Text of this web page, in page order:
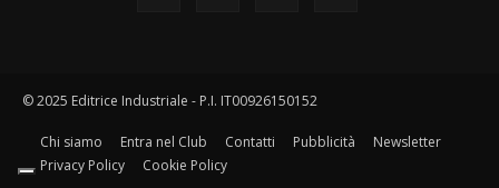
© 2025 Editrice Industriale - P.I. IT00926150152
Chi siamo Entra nel Club Contatti Pubblicità
Newsletter
Privacy Policy
Cookie Policy